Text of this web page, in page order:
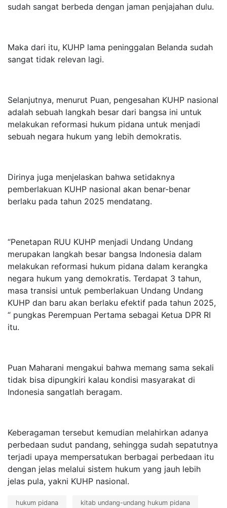
sudah sangat berbeda dengan jaman penjajahan dulu.
Maka dari itu, KUHP lama peninggalan Belanda sudah
sangat tidak relevan lagi.
Selanjutnya, menurut Puan, pengesahan KUHP nasional
adalah sebuah langkah besar dari bangsa ini untuk
melakukan reformasi hukum pidana untuk menjadi
sebuah negara hukum yang lebih demokratis.
Dirinya juga menjelaskan bahwa setidaknya
pemberlakuan KUHP nasional akan benar-benar
berlaku pada tahun 2025 mendatang.
“Penetapan RUU KUHP menjadi Undang Undang
merupakan langkah besar bangsa Indonesia dalam
melakukan reformasi hukum pidana dalam kerangka
negara hukum yang demokratis. Terdapat 3 tahun,
masa transisi untuk pemberlakuan Undang Undang
KUHP dan baru akan berlaku efektif pada tahun 2025,
“ pungkas Perempuan Pertama sebagai Ketua DPR RI
itu.
Puan Maharani mengakui bahwa memang sama sekali
tidak bisa dipungkiri kalau kondisi masyarakat di
Indonesia sangatlah beragam.
Keberagaman tersebut kemudian melahirkan adanya
perbedaan sudut pandang, sehingga sudah sepatutnya
terjadi upaya mempersatukan berbagai perbedaan itu
dengan jelas melalui sistem hukum yang jauh lebih
jelas pula, yakni KUHP nasional.
hukum pidana kitab undang-undang hukum pidana